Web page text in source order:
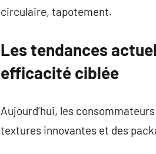
circulaire, tapotement.
Les tendances
efficacité ciblée
Aujourd’hui, les
textures innovantes et des